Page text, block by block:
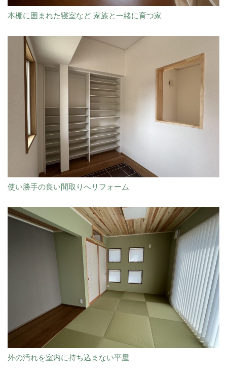
本棚に囲まれた寝室など 家族と一緒に育つ家
使い勝手の良い間取りへリフォーム
外の汚れを室内に持ち込まない平屋